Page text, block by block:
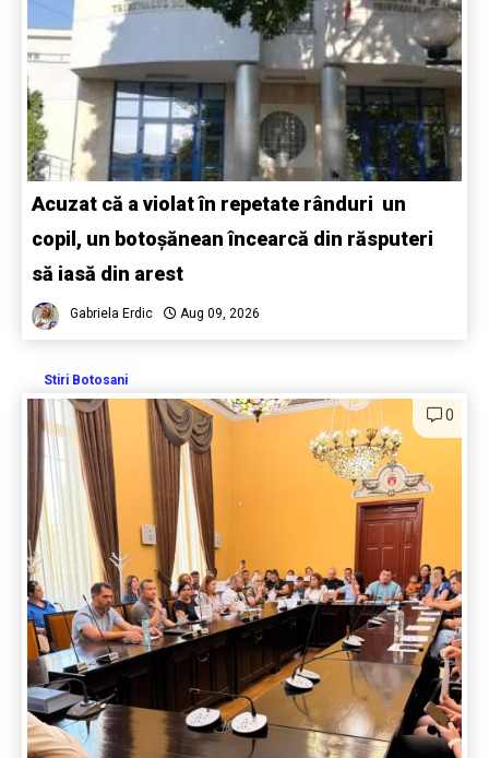
Acuzat că a violat în repetate rânduri un
copil, un botoșănean încearcă din răsputeri
să iasă din arest
Gabriela Erdic Aug 09, 2026
Stiri Botosani
0